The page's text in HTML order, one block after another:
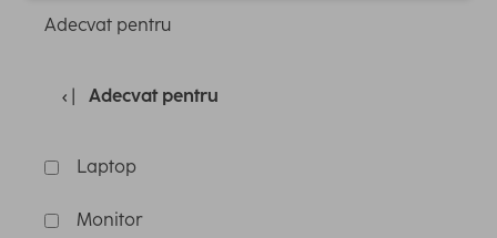
Adecvat pentru
Adecvat pentru
Laptop
Monitor